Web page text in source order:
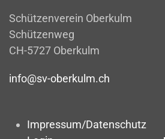
Schützenverein Oberkulm
Schützenweg
CH-5727 Oberkulm
info@sv-oberkulm.ch
Impressum/Datenschutz